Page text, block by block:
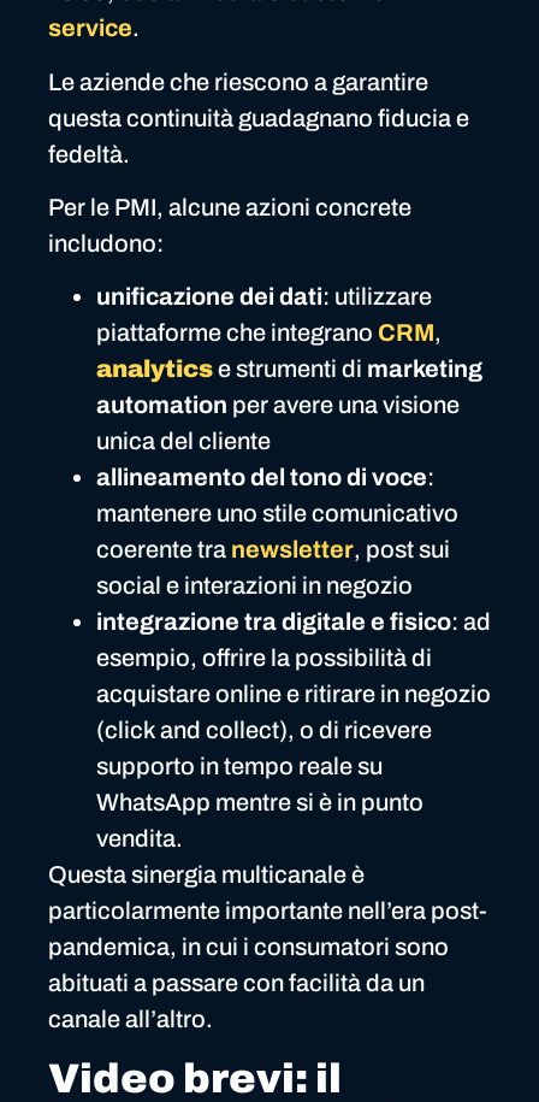
service.
Le aziende che riescono a garantire
questa continuità guadagnano fiducia e
fedeltà.
Per le PMI, alcune azioni concrete
includono:
unificazione dei dati: utilizzare
piattaforme che integrano CRM,
analyticse strumenti di marketing
automation per avere una visione
unica del cliente
allineamento del tono di voce:
mantenere uno stile comunicativo
coerente tra newsletter, post sui
social e interazioni in negozio
integrazione tra digitale e fisico: ad
esempio, offrire la possibilità di
acquistare online e ritirare in negozio
(click and collect), o di ricevere
supporto in tempo reale su
WhatsApp mentre si è in punto
vendita.
Questa sinergia multicanale è
particolarmente importante nell’era post-
pandemica, in cui i consumatori sono
abituati a passare con facilità da un
canale all’altro.
Video brevi: il